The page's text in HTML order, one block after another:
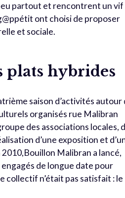
partout et rencontrent un vif
ont choisi de proposer
et sociale.
plats hybrides
saison d’activités autour
organisés rue Malibran
des associations locales,
d’une exposition et
Malibran a lancé,
de longue date pour
collectif n’était pas satisfait : le